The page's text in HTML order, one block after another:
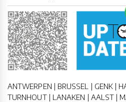
ANTWERPEN | BRUSSEL | GENK |
TURNHOUT | LANAKEN | AALST |